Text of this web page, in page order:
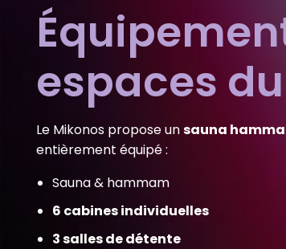
espaces
Le Mikonos propose unsauna
entièrement équipé :
Sauna & hammam
6 cabines individuelles
3 salles de détente